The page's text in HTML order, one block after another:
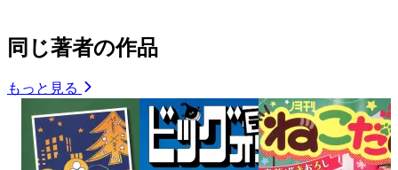
同じ著者の作品
もっと見る